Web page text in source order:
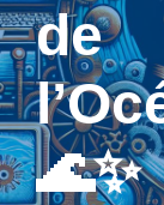
de
🌊✨